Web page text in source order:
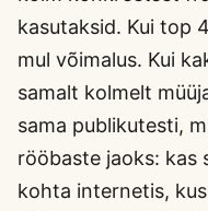
kasutaksid. Kui top
mul võimalus. Kui
samalt kolmelt
sama publikutesti,
rööbaste jaoks: kas
kohta internetis,